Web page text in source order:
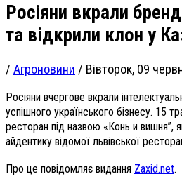
Росіяни вкрали
та відкрили клон у
/ Агроновини / Вівторок, 09
Росіяни вчергове вкрали
успішного українського бізнесу. 15
ресторан під назвою «Конь и вишня”,
айдентику відомої львівської
Про це повідомляє видання Zaxid.net.